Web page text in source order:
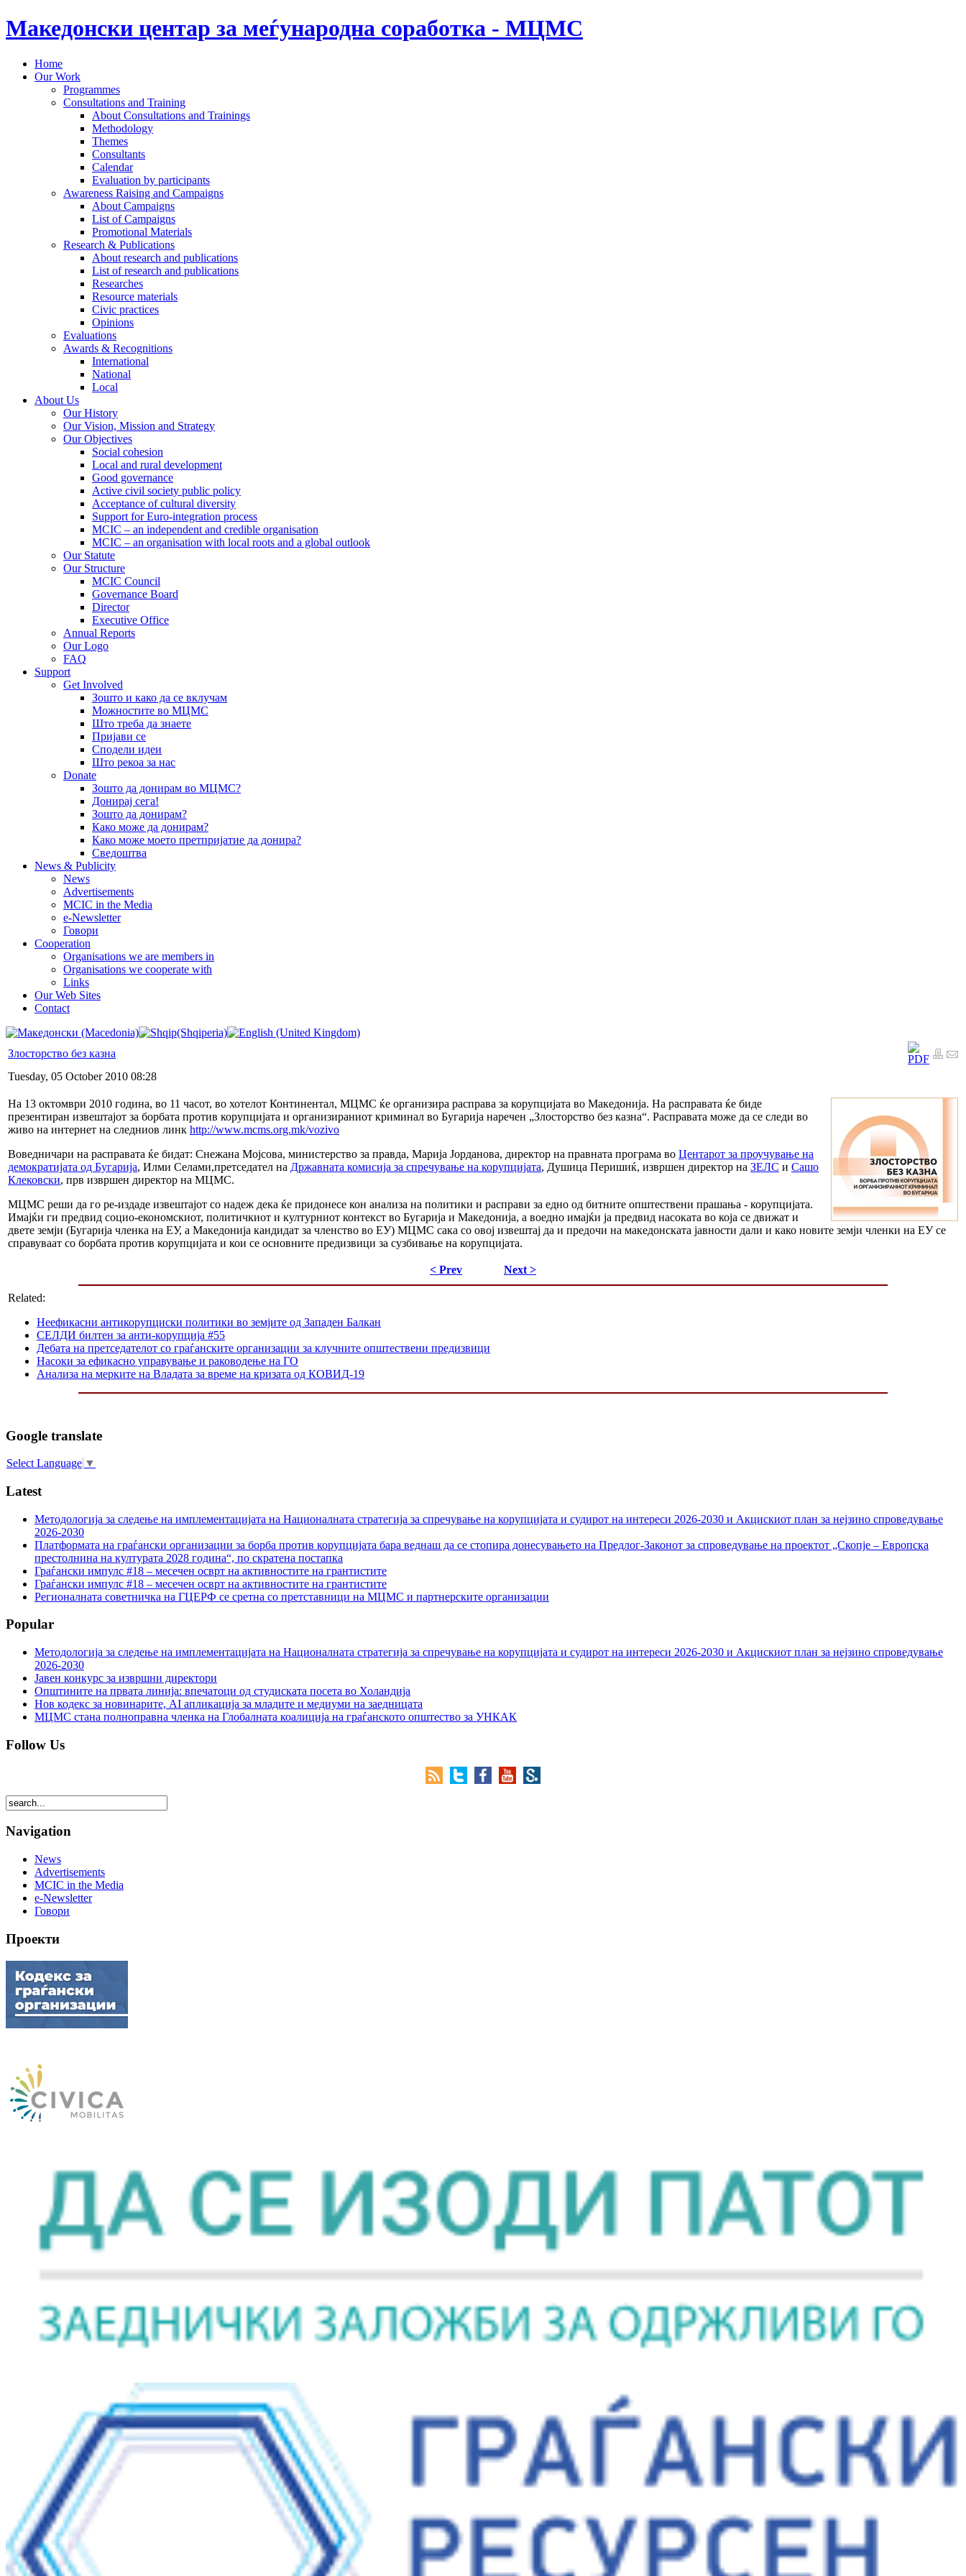
Македонски центар за меѓународна соработка - МЦМС
Home
Our Work
Programmes
Consultations and Training
About Consultations and Trainings
Methodology
Themes
Consultants
Calendar
Evaluation by participants
Awareness Raising and Campaigns
About Campaigns
List of Campaigns
Promotional Materials
Research & Publications
About research and publications
List of research and publications
Researches
Resource materials
Civic practices
Opinions
Evaluations
Awards & Recognitions
International
National
Local
About Us
Our History
Our Vision, Mission and Strategy
Our Objectives
Social cohesion
Local and rural development
Good governance
Active civil society public policy
Acceptance of cultural diversity
Support for Euro-integration process
MCIC – an independent and credible organisation
MCIC – an organisation with local roots and a global outlook
Our Statute
Our Structure
MCIC Council
Governance Board
Director
Executive Office
Annual Reports
Our Logo
FAQ
Support
Get Involved
Зошто и како да се вклучам
Можностите во МЦМС
Што треба да знаете
Пријави се
Сподели идеи
Што рекоа за нас
Donate
Зошто да донирам во МЦМС?
Донирај сега!
Зошто да донирам?
Како може да донирам?
Како може моето претпријатие да донира?
Сведоштва
News & Publicity
News
Advertisements
MCIC in the Media
e-Newsletter
Говори
Cooperation
Organisations we are members in
Organisations we cooperate with
Links
Our Web Sites
Contact
Злосторство без казна
Tuesday, 05 October 2010 08:28
На 13 октомври 2010 година, во 11 часот, во хотелот Континентал, МЦМС ќе организира расправа за корупцијата во Македонија. На расправата ќе биде
презентиран извештајот за борбата против корупцијата и организираниот криминал во Бугарија наречен „Злосторство без казна“. Расправата може да се следи во
живо на интернет на следниов линк http://www.mcms.org.mk/vozivo
Воведничари на расправата ќе бидат: Снежана Мојсова, министерство за правда, Марија Јорданова, директор на правната програма во Центарот за проучување на
демократијата од Бугарија, Илми Селами,претседател на Државната комисија за спречување на корупцијата, Душица Перишиќ, извршен директор на ЗЕЛС и Сашо
Клековски, прв извршен директор на МЦМС.
МЦМС реши да го ре-издаде извештајот со надеж дека ќе придонесе кон анализа на политики и расправи за едно од битните општествени прашања - корупцијата.
Имајќи ги предвид социо-економскиот, политичкиот и културниот контекст во Бугарија и Македонија, а воедно имајќи ја предвид насоката во која се движат и
двете земји (Бугарија членка на ЕУ, а Македонија кандидат за членство во ЕУ) МЦМС сака со овој извештај да и предочи на македонската јавности дали и како новите земји членки на ЕУ се
справуваат со борбата против корупцијата и кои се основните предизвици за сузбивање на корупцијата.
< Prev Next >
Related:
Неефикасни антикорупциски политики во земјите од Западен Балкан
СЕЛДИ билтен за анти-корупција #55
Дебата на претседателот со граѓанските организации за клучните општествени предизвици
Насоки за ефикасно управување и раководење на ГО
Анализа на мерките на Владата за време на кризата од КОВИД-19
Google translate
Select Language ▼
Latest
Методологија за следење на имплементацијата на Националната стратегија за спречување на корупцијата и судирот на интереси 2026-2030 и Акцискиот план за нејзино спроведување
2026-2030
Платформата на граѓански организации за борба против корупцијата бара веднаш да се стопира донесувањето на Предлог-Законот за спроведување на проектот „Скопје – Европска
престолнина на културата 2028 година“, по скратена постапка
Граѓански импулс #18 – месечен осврт на активностите на грантистите
Граѓански импулс #18 – месечен осврт на активностите на грантистите
Регионалната советничка на ГЦЕРФ се сретна со претставници на МЦМС и партнерските организации
Popular
Методологија за следење на имплементацијата на Националната стратегија за спречување на корупцијата и судирот на интереси 2026-2030 и Акцискиот план за нејзино спроведување
2026-2030
Јавен конкурс за извршни директори
Општините на првата линија: впечатоци од студиската посета во Холандија
Нов кодекс за новинарите, AI апликација за младите и медиуми на заедницата
МЦМС стана полноправна членка на Глобалната коалиција на граѓанското општество за УНКАК
Follow Us
Navigation
News
Advertisements
MCIC in the Media
e-Newsletter
Говори
Проекти